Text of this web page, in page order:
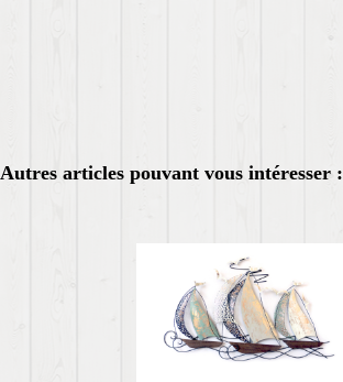
Autres articles pouvant vous intéresser :